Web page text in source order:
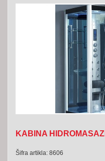
KABINA
Šifra artikla: 8606